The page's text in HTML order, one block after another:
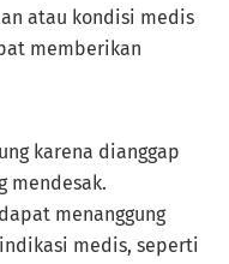
atau kondisi medis
memberikan
karena dianggap
mendesak.
menanggung
medis, seperti